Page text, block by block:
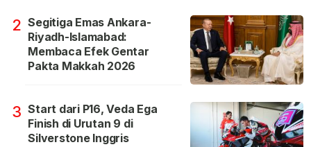
2 Segitiga Emas Ankara-
Riyadh-Islamabad:
Membaca Efek Gentar
Pakta Makkah 2026
3 Start dari P16, Veda Ega
Finish di Urutan 9 di
Silverstone Inggris